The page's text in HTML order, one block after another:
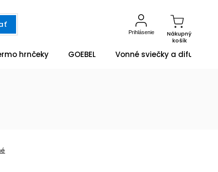
Nákupný
košík
Prihlásenie
hrnčeky GOEBEL Vonné sviečky a difuzéry